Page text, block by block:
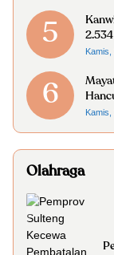
5
Kamis,
6
Kamis,
Olahraga